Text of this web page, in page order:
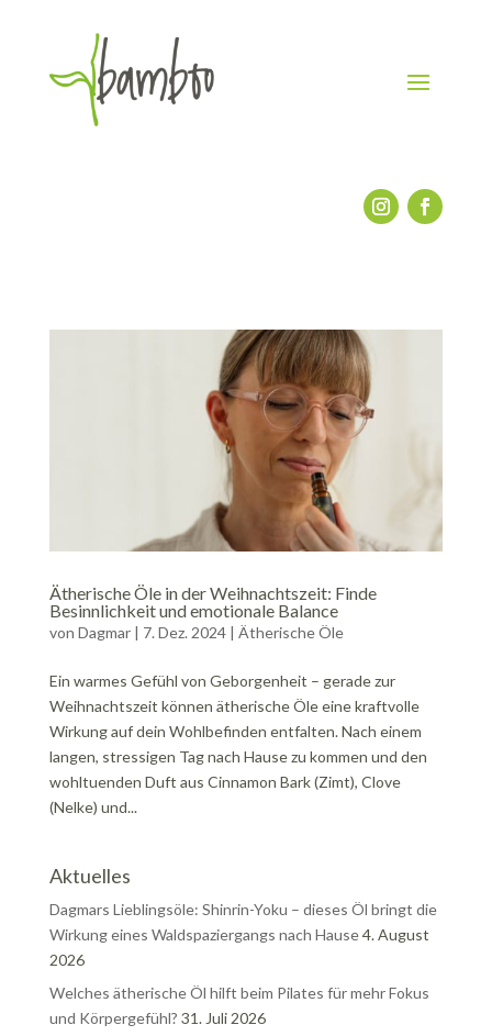
Ätherische Öle in der Weihnachtszeit: Finde
Besinnlichkeit und emotionale Balance
von Dagmar| 7. Dez. 2024| Ätherische Öle
Ein warmes Gefühl von Geborgenheit – gerade zur
Weihnachtszeit können ätherische Öle eine kraftvolle
Wirkung auf dein Wohlbefinden entfalten. Nach einem
langen, stressigen Tag nach Hause zu kommen und den
wohltuenden Duft aus Cinnamon Bark (Zimt), Clove
(Nelke) und...
Aktuelles
Dagmars Lieblingsöle: Shinrin-Yoku – dieses Öl bringt die
Wirkung eines Waldspaziergangs nach Hause4. August
2026
Welches ätherische Öl hilft beim Pilates für mehr Fokus
und Körpergefühl? 31. Juli 2026